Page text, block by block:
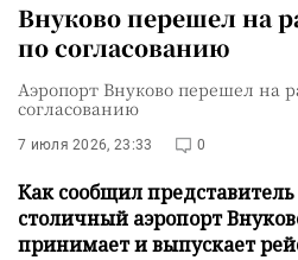
Внуково перешел на
по согласованию
Аэропорт Внуково перешел на
согласованию
7 июля 2026, 23:33 0
Как сообщил
столичный аэропорт
принимает и выпускает